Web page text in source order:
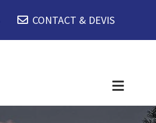
CONTACT & DEVIS